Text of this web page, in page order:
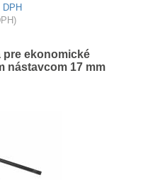
DPH
pre ekonomické
nástavcom 17 mm